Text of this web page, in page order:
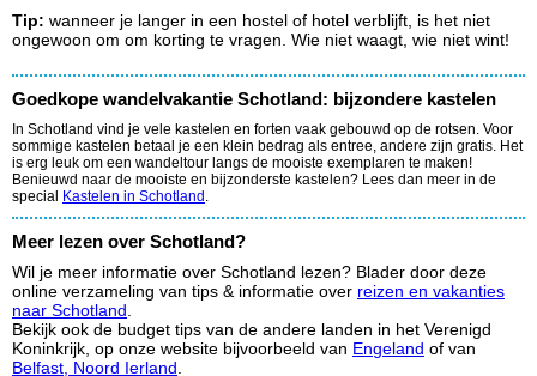
Tip: wanneer je langer in een hostel of hotel verblijft, is het niet
ongewoon om om korting te vragen. Wie niet waagt, wie niet wint!
Goedkope wandelvakantie Schotland: bijzondere kastelen
In Schotland vind je vele kastelen en forten vaak gebouwd op de rotsen. Voor
sommige kastelen betaal je een klein bedrag als entree, andere zijn gratis. Het
is erg leuk om een wandeltour langs de mooiste exemplaren te maken!
Benieuwd naar de mooiste en bijzonderste kastelen? Lees dan meer in de
special Kastelen in Schotland .
Meer lezen over Schotland?
Wil je meer informatie over Schotland lezen? Blader door deze
online verzameling van tips & informatie over reizen en vakanties
naar Schotland .
Bekijk ook de budget tips van de andere landen in het Verenigd
Koninkrijk, op onze website bijvoorbeeld van Engeland of van
Belfast, Noord Ierland .